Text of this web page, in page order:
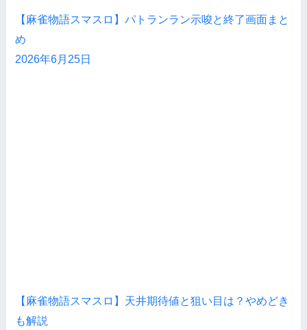
【麻雀物語スマスロ】パトランラン示唆と終了画面まと
め
2026年6月25日
【麻雀物語スマスロ】天井期待値と狙い目は？やめどき
も解説